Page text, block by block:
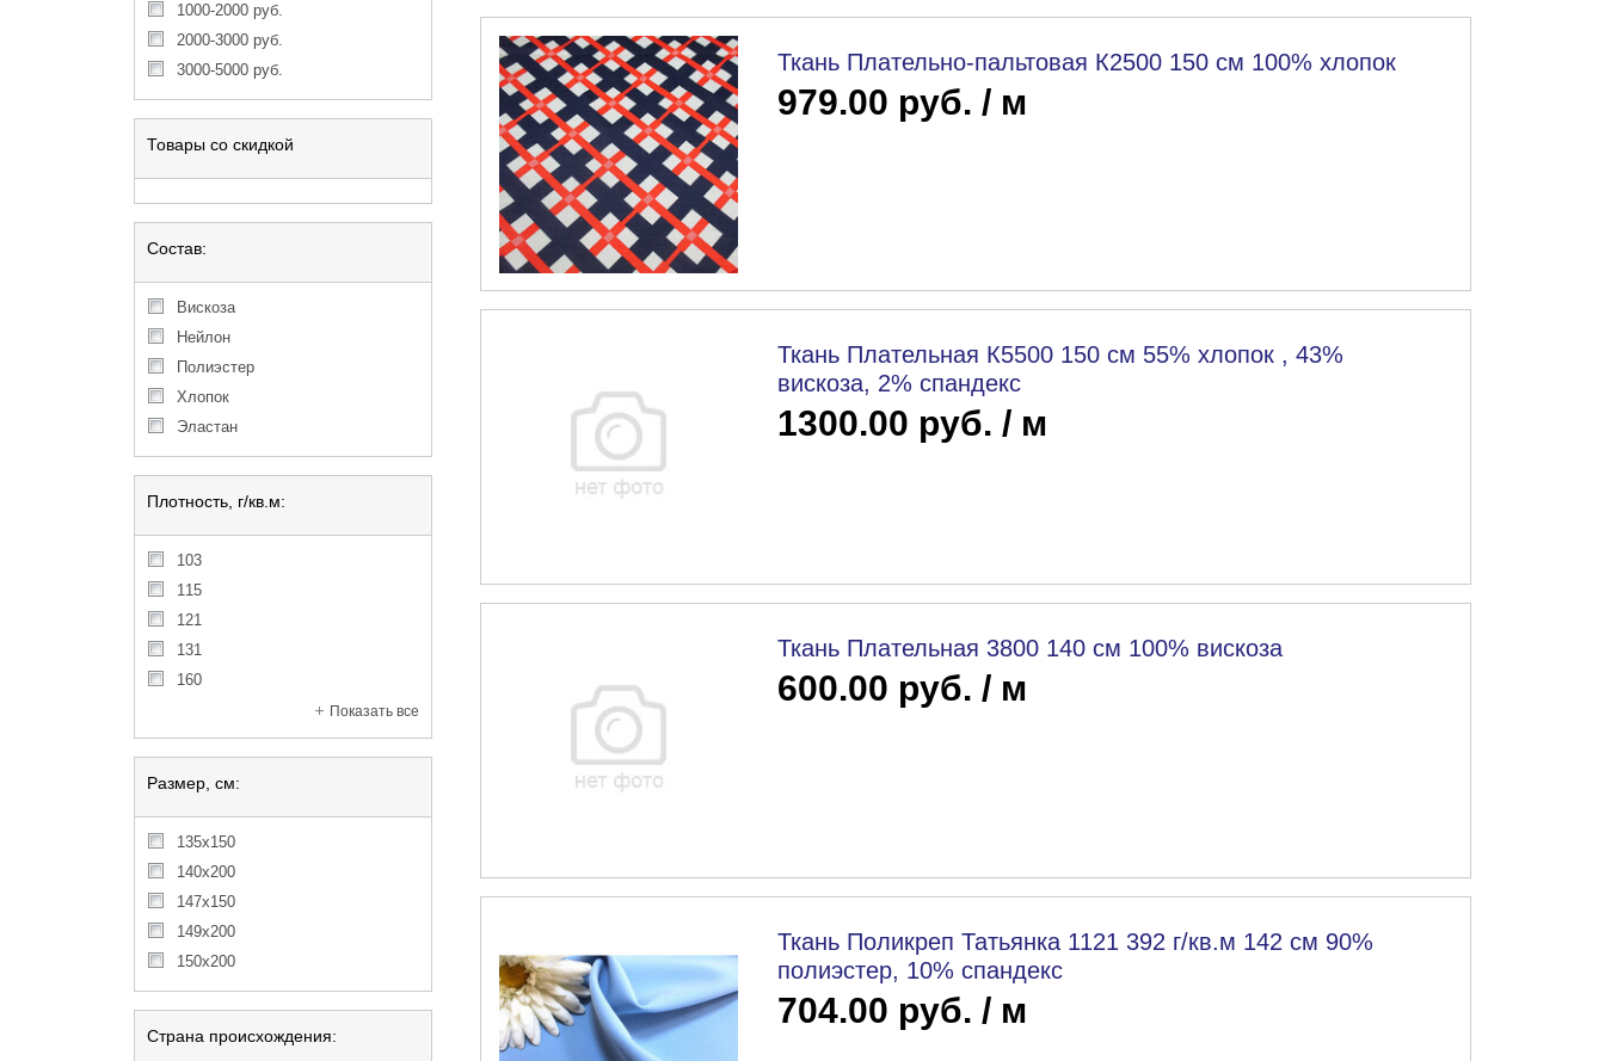
1000-2000 руб.
2000-3000 руб.
3000-5000 руб.
Товары со скидкой
Состав:
Вискоза
Нейлон
Полиэстер
Хлопок
Эластан
Плотность, г/кв.м:
103
115
121
131
160
Показать все
Размер, см:
135x150
140x200
147x150
149x200
150x200
Страна происхождения:
Ткань Плательно-пальтовая К2500 150 см 100% хлопок
979.00 руб. / м
Ткань Плательная К5500 150 см 55% хлопок , 43%
вискоза, 2% спандекс
1300.00 руб. / м
Ткань Плательная 3800 140 см 100% вискоза
600.00 руб. / м
Ткань Поликреп Татьянка 1121 392 г/кв.м 142 см 90%
полиэстер, 10% спандекс
704.00 руб. / м